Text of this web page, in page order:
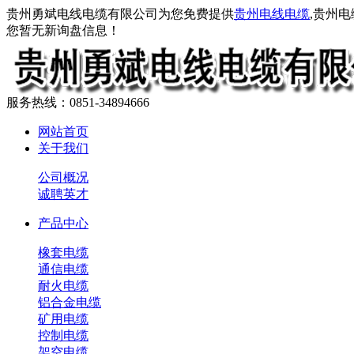
贵州勇斌电线电缆有限公司为您免费提供贵州电线电缆,贵州
您暂无新询盘信息！
服务热线：0851-34894666
网站首页
关于我们
公司概况
诚聘英才
产品中心
橡套电缆
通信电缆
耐火电缆
铝合金电缆
矿用电缆
控制电缆